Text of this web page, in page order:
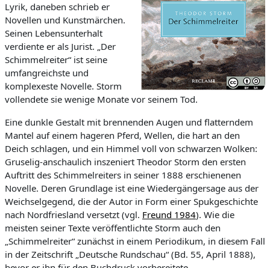
Lyrik, daneben schrieb er
Novellen und Kunstmärchen.
Seinen Lebensunterhalt
verdiente er als Jurist. „Der
Schimmelreiter“ ist seine
umfangreichste und
komplexeste Novelle. Storm
vollendete sie wenige Monate vor seinem Tod.
Eine dunkle Gestalt mit brennenden Augen und flatterndem
Mantel auf einem hageren Pferd, Wellen, die hart an den
Deich schlagen, und ein Himmel voll von schwarzen Wolken:
Gruselig-anschaulich inszeniert Theodor Storm den ersten
Auftritt des Schimmelreiters in seiner 1888 erschienenen
Novelle. Deren Grundlage ist eine Wiedergängersage aus der
Weichselgegend, die der Autor in Form einer Spukgeschichte
nach Nordfriesland versetzt (vgl. Freund 1984). Wie die
meisten seiner Texte veröffentlichte Storm auch den
„Schimmelreiter“ zunächst in einem Periodikum, in diesem Fall
in der Zeitschrift „Deutsche Rundschau“ (Bd. 55, April 1888),